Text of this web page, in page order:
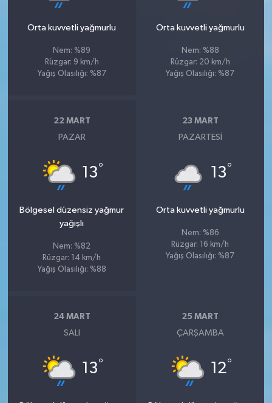
Orta kuvvetli yağmurlu
Nem: %89
Rüzgar: 9 km/h
Yağış Olasılığı: %87
Orta kuvvetli yağmurlu
Nem: %88
Rüzgar: 20 km/h
Yağış Olasılığı: %87
22 MART
PAZAR
13°
Bölgesel düzensiz yağmur
yağışlı
Nem: %82
Rüzgar: 14 km/h
Yağış Olasılığı: %88
23 MART
PAZARTESI
13°
Orta kuvvetli yağmurlu
Nem: %86
Rüzgar: 16 km/h
Yağış Olasılığı: %87
24 MART
SALI
13°
25 MART
ÇARŞAMBA
12°